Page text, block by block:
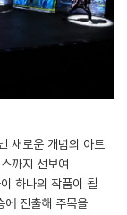
새로운 개념의 아트
까지 선보여
하나의 작품이 될
진출해 주목을